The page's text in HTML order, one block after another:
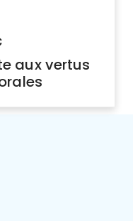
aux vertus